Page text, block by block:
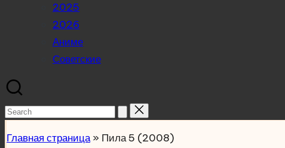
2025
2026
Аниме
Советские
Search
Главная страница» Пила 5 (2008)